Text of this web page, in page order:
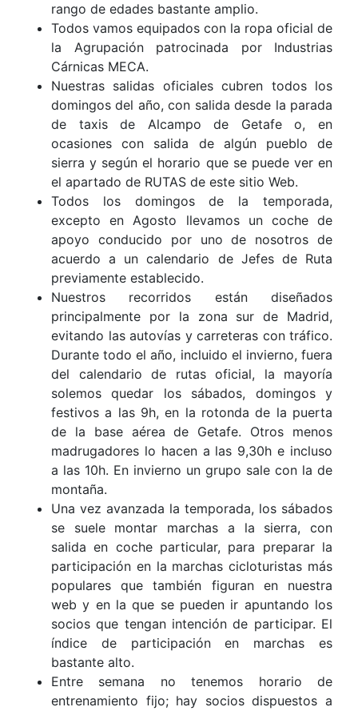
rango de edades bastante amplio.
Todos vamos equipados con la ropa oficial de
la Agrupación patrocinada por Industrias
Cárnicas MECA.
Nuestras salidas oficiales cubren todos los
domingos del año, con salida desde la parada
de taxis de Alcampo de Getafe o, en
ocasiones con salida de algún pueblo de
sierra y según el horario que se puede ver en
el apartado de RUTAS de este sitio Web.
Todos los domingos de la temporada,
excepto en Agosto llevamos un coche de
apoyo conducido por uno de nosotros de
acuerdo a un calendario de Jefes de Ruta
previamente establecido.
Nuestros recorridos están diseñados
principalmente por la zona sur de Madrid,
evitando las autovías y carreteras con tráfico.
Durante todo el año, incluido el invierno, fuera
del calendario de rutas oficial, la mayoría
solemos quedar los sábados, domingos y
festivos a las 9h, en la rotonda de la puerta
de la base aérea de Getafe. Otros menos
madrugadores lo hacen a las 9,30h e incluso
a las 10h. En invierno un grupo sale con la de
montaña.
Una vez avanzada la temporada, los sábados
se suele montar marchas a la sierra, con
salida en coche particular, para preparar la
participación en la marchas cicloturistas más
populares que también figuran en nuestra
web y en la que se pueden ir apuntando los
socios que tengan intención de participar. El
índice de participación en marchas es
bastante alto.
Entre semana no tenemos horario de
entrenamiento fijo; hay socios dispuestos a